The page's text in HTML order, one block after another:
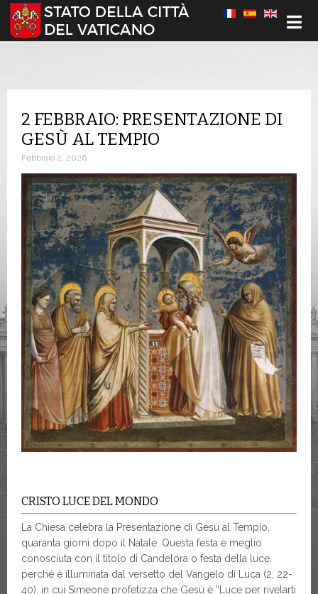
Seleziona la tua lingua
2 FEBBRAIO: PRESENTAZIONE DI
GESÙ AL TEMPIO
Febbraio 2, 2026
CRISTO LUCE DEL MONDO
La Chiesa celebra la Presentazione di Gesù al Tempio,
quaranta giorni dopo il Natale. Questa festa è meglio
conosciuta con il titolo di Candelora o festa della luce,
perché è illuminata dal versetto del Vangelo di Luca (2, 22-
40), in cui Simeone profetizza che Gesù è “Luce per rivelarti